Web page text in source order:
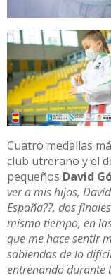
Cuatro medallas
club utrerano y el
pequeños David
ver a mis hijos,
España??, dos
mismo tiempo, en
que me hace sentir
sabiendas de lo
entrenando durante